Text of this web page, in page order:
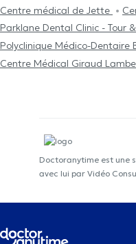
Centre médical de Jette
Parklane Dental Clinic - Tour
Polyclinique Médico-Dentaire
Centre Médical Giraud
Doctoranytime est une
avec lui par Vidéo